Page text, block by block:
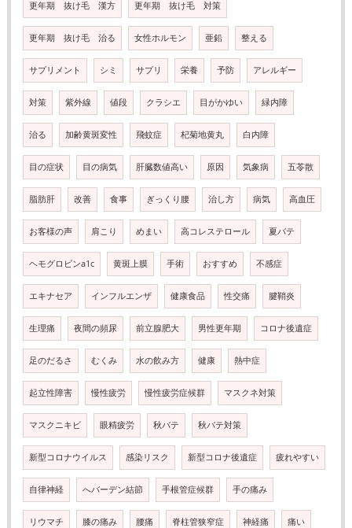
更年期 抜け毛 漢方 更年期 抜け毛 対策
更年期 抜け毛 治る 女性ホルモン 亜鉛 整える
サプリメント シミ サプリ 栄養 予防 アレルギー
対策 紫外線 値段 クラシエ 目がかゆい 緑内障
治る 加齢黄斑変性 飛蚊症 杞菊地黄丸 白内障
目の症状 目の病気 肝臓数値高い 原因 気象病 五苓散
脂肪肝 改善 食事 ぎっくり腰 治し方 病気 高血圧
お客様の声 肩こり めまい 高コレステロール 夏バテ
ヘモグロビンa1c 黄斑上膜 手術 おすすめ 不感症
エキナセア インフルエンザ 健康食品 性交痛 腱鞘炎
生理痛 夜間の頻尿 前立腺肥大 男性更年期 コロナ後遺症
足のだるさ むくみ 水の飲み方 健康 熱中症
起立性障害 慢性疲労 慢性疲労症候群 マスクネ対策
マスクニキビ 眼精疲労 秋バテ 秋バテ対策
新型コロナウイルス 感染リスク 新型コロナ後遺症 疲れやすい
自律神経 へバーデン結節 手根管症候群 手の痛み
リウマチ 膝の痛み 腰痛 脊柱管狭窄症 神経痛 痛い